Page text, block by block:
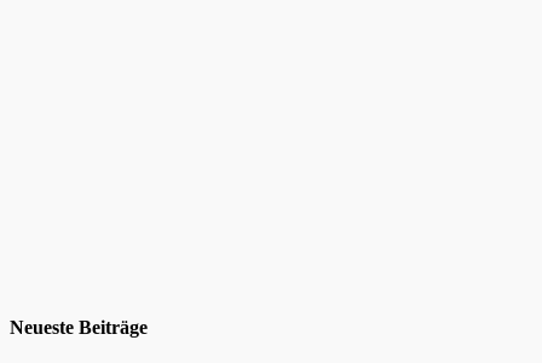
Neueste Beiträge